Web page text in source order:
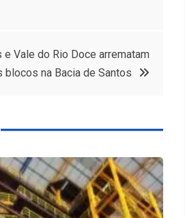
Vale do Rio Doce arrematam
blocos na Bacia de Santos